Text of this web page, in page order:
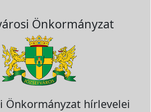
Önkormányzat
Önkormányzat hírlevelei